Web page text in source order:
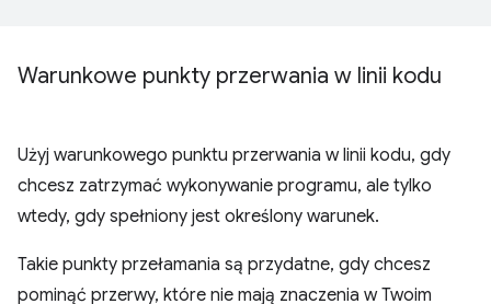
Warunkowe punkty przerwania w linii kodu
Użyj warunkowego punktu przerwania w linii kodu, gdy
chcesz zatrzymać wykonywanie programu, ale tylko
wtedy, gdy spełniony jest określony warunek.
Takie punkty przełamania są przydatne, gdy chcesz
pominąć przerwy, które nie mają znaczenia w Twoim